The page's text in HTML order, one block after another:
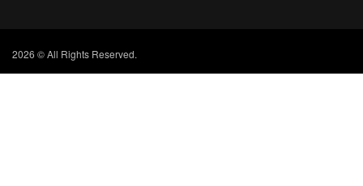
2026 © All Rights Reserved.